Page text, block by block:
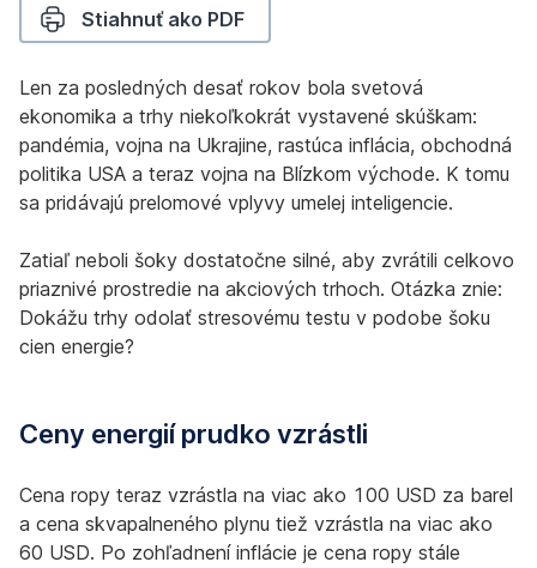
Stiahnuť ako PDF
Len za posledných desať rokov bola svetová
ekonomika a trhy niekoľkokrát vystavené skúškam:
pandémia, vojna na Ukrajine, rastúca inflácia, obchodná
politika USA a teraz vojna na Blízkom východe. K tomu
sa pridávajú prelomové vplyvy umelej inteligencie.
Zatiaľ neboli šoky dostatočne silné, aby zvrátili celkovo
priaznivé prostredie na akciových trhoch. Otázka znie:
Dokážu trhy odolať stresovému testu v podobe šoku
cien energie?
Ceny energií prudko vzrástli
Cena ropy teraz vzrástla na viac ako 100 USD za barel
a cena skvapalneného plynu tiež vzrástla na viac ako
60 USD. Po zohľadnení inflácie je cena ropy stále